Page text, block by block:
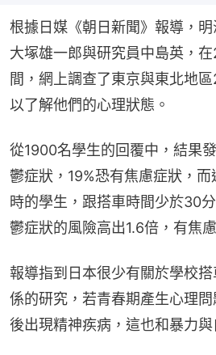
根據日媒《朝日新聞》報導，
大塚雄一郎與研究員中島英，
間，網上調查了東京與東北地
以了解他們的心理狀態。
從1900名學生的回覆中，結果
鬱症狀，19%恐有焦慮症狀，
時的學生，跟搭車時間少於30
鬱症狀的風險高出1.6倍，有焦
報導指到日本很少有關於學校
係的研究，若青春期產生心理
後出現精神疾病，這也和暴力與